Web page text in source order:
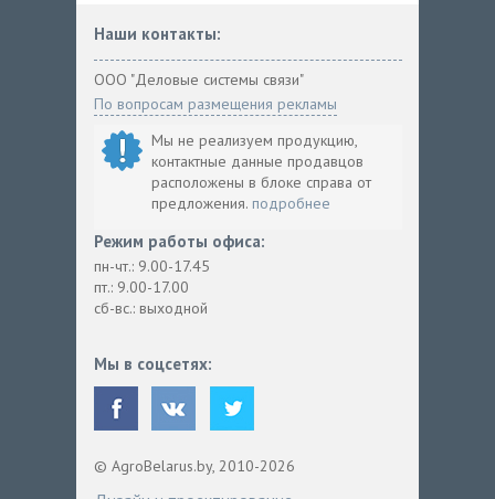
Наши контакты:
ООО "Деловые системы связи"
По вопросам размещения рекламы
Мы не реализуем продукцию,
контактные данные продавцов
расположены в блоке справа от
предложения. подробнее
Режим работы офиса:
пн-чт.: 9.00-17.45
пт.: 9.00-17.00
сб-вс.: выходной
Мы в соцсетях:
© AgroBelarus.by, 2010-2026